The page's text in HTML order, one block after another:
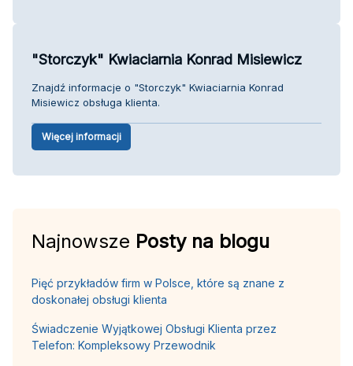
"Storczyk" Kwiaciarnia Konrad Misiewicz
Znajdź informacje o "Storczyk" Kwiaciarnia Konrad
Misiewicz obsługa klienta.
Więcej informacji
Najnowsze Posty na blogu
Pięć przykładów firm w Polsce, które są znane z
doskonałej obsługi klienta
Świadczenie Wyjątkowej Obsługi Klienta przez
Telefon: Kompleksowy Przewodnik